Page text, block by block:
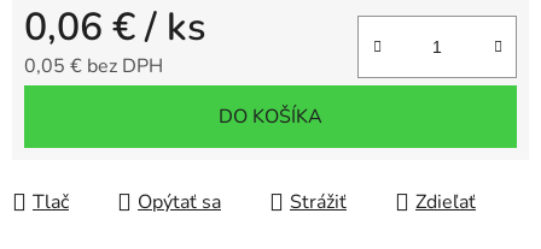
0,06 €/ ks
0,05 € bez DPH
DO KOŠÍKA
Tlač Opýtať sa Strážiť Zdieľať